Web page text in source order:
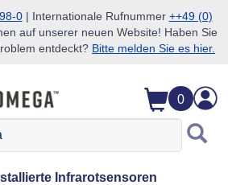
0| Internationale Rufnummer ++49 (0)
auf unserer neuen Website! Haben Sie
entdeckt? Bitte melden Sie es hier.
0
Infrarotsensoren